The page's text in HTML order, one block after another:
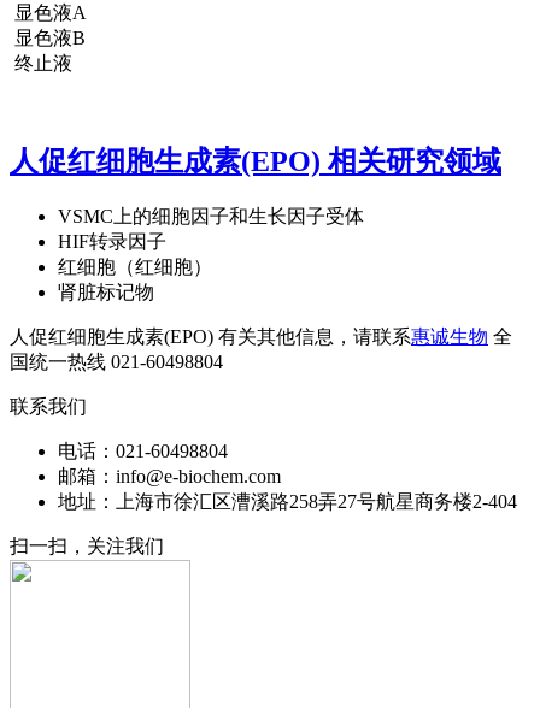
显色液A
显色液B
终止液
人促红细胞生成素(EPO) 相关研究领域
VSMC上的细胞因子和生长因子受体
HIF转录因子
红细胞（红细胞）
肾脏标记物
人促红细胞生成素(EPO) 有关其他信息，请联系惠诚生物 全
国统一热线 021-60498804
联系我们
电话：021-60498804
邮箱：info@e-biochem.com
地址：上海市徐汇区漕溪路258弄27号航星商务楼2-404
扫一扫，关注我们